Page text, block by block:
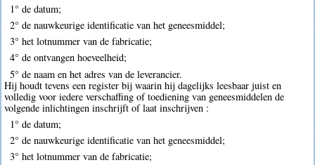
1° de datum;
2° de nauwkeurige identificatie van het geneesmiddel;
3° het lotnummer van de fabricatie;
4° de ontvangen hoeveelheid;
5° de naam en het adres van de leverancier.
Hij houdt tevens een register bij waarin hij dagelijks leesbaar juist en
volledig voor iedere verschaffing of toediening van geneesmiddelen de
volgende inlichtingen inschrijft of laat inschrijven :
1° de datum;
2° de nauwkeurige identificatie van het geneesmiddel;
3° het lotnummer van de fabricatie;